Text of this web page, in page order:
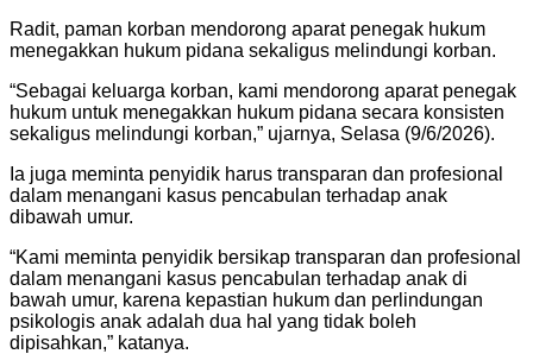
Radit, paman korban mendorong aparat penegak hukum
menegakkan hukum pidana sekaligus melindungi korban.
“Sebagai keluarga korban, kami mendorong aparat penegak
hukum untuk menegakkan hukum pidana secara konsisten
sekaligus melindungi korban,” ujarnya, Selasa (9/6/2026).
Ia juga meminta penyidik harus transparan dan profesional
dalam menangani kasus pencabulan terhadap anak
dibawah umur.
“Kami meminta penyidik bersikap transparan dan profesional
dalam menangani kasus pencabulan terhadap anak di
bawah umur, karena kepastian hukum dan perlindungan
psikologis anak adalah dua hal yang tidak boleh
dipisahkan,” katanya.